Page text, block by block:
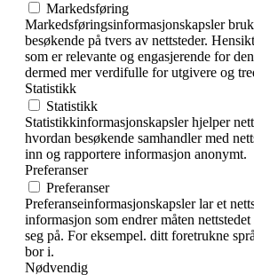
Markedsføring
Markedsføringsinformasjonskapsler
besøkende på tvers av nettsteder.
som er relevante og engasjerende for
dermed mer verdifulle for utgivere og
Statistikk
Statistikk
Statistikkinformasjonskapsler hjelper
hvordan besøkende samhandler med
inn og rapportere informasjon anonymt.
Preferanser
Preferanser
Preferanseinformasjonskapsler lar et
informasjon som endrer måten
seg på. For eksempel. ditt foretrukne
bor i.
Nødvendig